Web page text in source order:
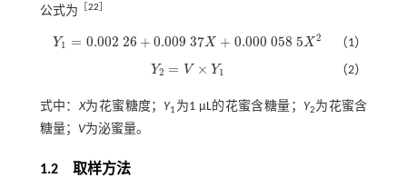
公式为
22
Y1 = 0.002 26 + 0.009 37X + 0.000 058 5X2
Y1 =0.002 26+0.009 37X+0.000 058 5X2 （1）
Y2 = V × Y1
Y2=V× Y1 （2）
式中：X为花蜜糖度； Y1 为1 μL的花蜜含糖量； Y2为花蜜含
糖量； V为泌蜜量。
1.2取样方法